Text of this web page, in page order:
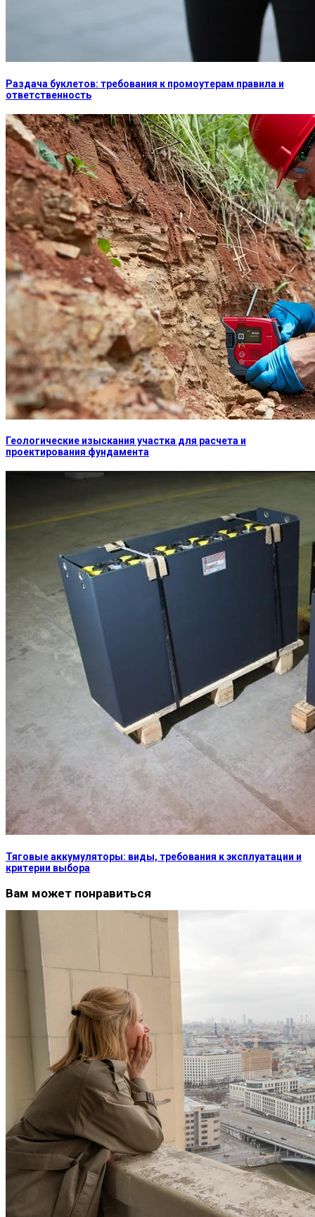
Раздача буклетов: требования к промоутерам правила и
ответственность
Геологические изыскания участка для расчета и
проектирования фундамента
Тяговые аккумуляторы: виды, требования к эксплуатации и
критерии выбора
Вам может понравиться